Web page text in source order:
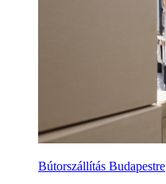
Bútorszállítás Budapestre